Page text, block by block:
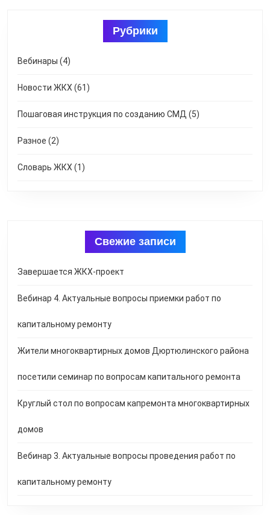
Рубрики
Вебинары (4)
Новости ЖКХ (61)
Пошаговая инструкция по созданию СМД (5)
Разное (2)
Словарь ЖКХ (1)
Свежие записи
Завершается ЖКХ-проект
Вебинар 4. Актуальные вопросы приемки работ по
капитальному ремонту
Жители многоквартирных домов Дюртюлинского района
посетили семинар по вопросам капитального ремонта
Круглый стол по вопросам капремонта многоквартирных
домов
Вебинар 3. Актуальные вопросы проведения работ по
капитальному ремонту